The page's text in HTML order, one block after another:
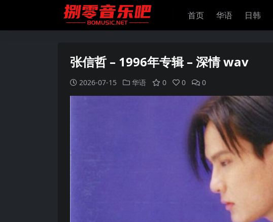
首页 华语 日韩
张信哲 – 1996年专辑 – 深情 wav
2026-07-15 华语 0 0 0